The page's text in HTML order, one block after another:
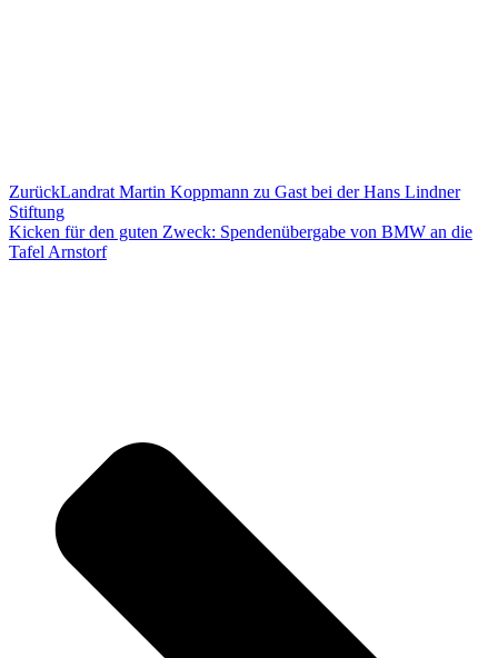
ZurückLandrat Martin Koppmann zu Gast bei der Hans Lindner
Stiftung
Kicken für den guten Zweck: Spendenübergabe von BMW an die
Tafel Arnstorf